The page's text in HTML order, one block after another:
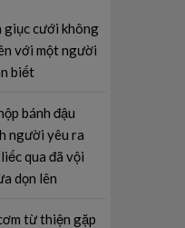
giục cưới không
với một người
biết
bánh đậu
người yêu ra
qua đã vội
dọn lên
từ thiện gặp